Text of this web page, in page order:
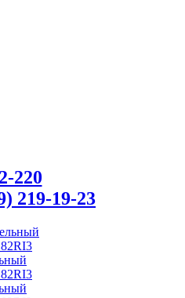
220
219-19-23